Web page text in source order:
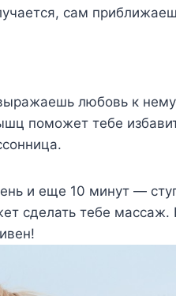
сам
любовь к
поможет тебе
и еще 10 минут —
сделать тебе